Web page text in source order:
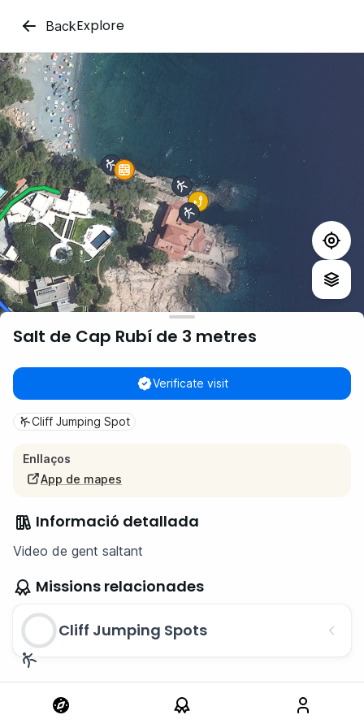
BackExplore
Salt de Cap Rubí de 3 metres
Verificate visit
Cliff Jumping Spot
Enllaços
App de mapes
Informació detallada
Video de gent saltant
Missions relacionades
Cliff Jumping Spots